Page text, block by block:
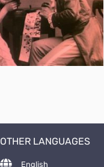
OTHER LANGUAGES
English